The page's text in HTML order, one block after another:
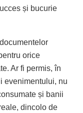
și bucurie
orice
Ar fi permis, în
evenimentului, nu
și banii
dincolo de